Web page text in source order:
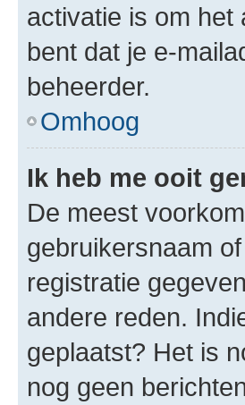
activatie is om het
bent dat je e-
beheerder.
Omhoog
Ik heb me ooit
De meest
gebruikersnaam
registratie
andere reden.
geplaatst? Het is
nog geen